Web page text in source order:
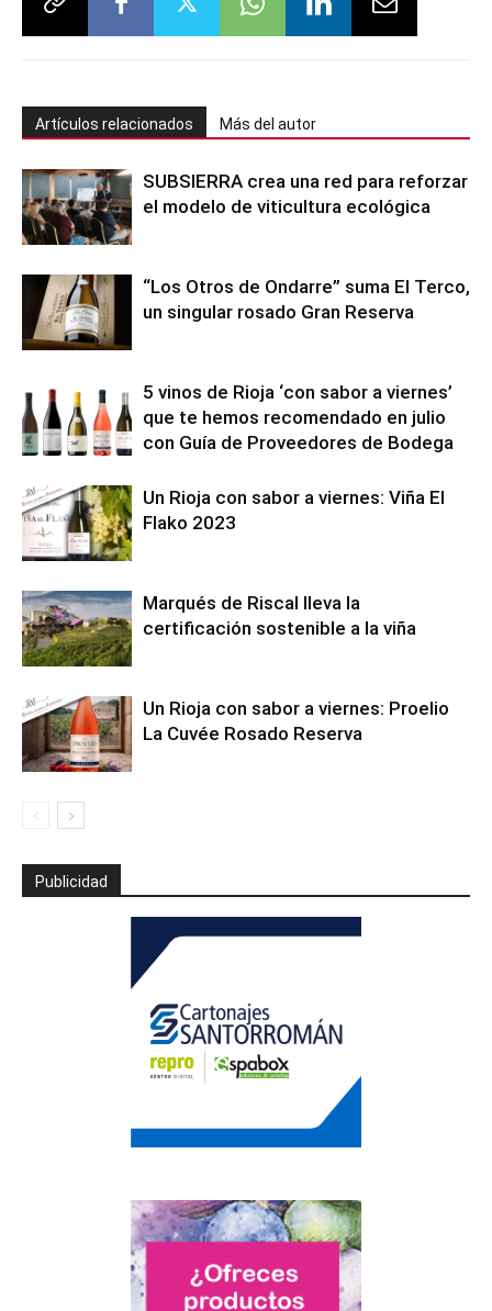
Artículos relacionados Más del autor
SUBSIERRA crea una red para reforzar
el modelo de viticultura ecológica
“Los Otros de Ondarre” suma El Terco,
un singular rosado Gran Reserva
5 vinos de Rioja ‘con sabor a viernes’
que te hemos recomendado en julio
con Guía de Proveedores de Bodega
Un Rioja con sabor a viernes: Viña El
Flako 2023
Marqués de Riscal lleva la
certificación sostenible a la viña
Un Rioja con sabor a viernes: Proelio
La Cuvée Rosado Reserva
Publicidad